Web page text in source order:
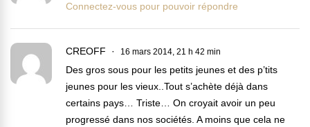
Connectez-vous pour pouvoir répondre
CREOFF 16 mars 2014, 21 h 42 min
Des gros sous pour les petits jeunes et des p’tits
jeunes pour les vieux..Tout s’achète déjà dans
certains pays… Triste… On croyait avoir un peu
progressé dans nos sociétés. A moins que cela ne